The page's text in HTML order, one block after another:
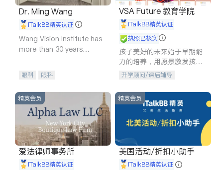
Dr. Ming Wang
iTalkBB精英认证
Wang Vision Institute has
more than 30 years
眼科 眼科
VSA Future 教育学院
iTalkBB精英认证
执照已核实
孩子美好的未来始于早期能
力的培养，用愿景激发孩子
的学习潜力和动力。理念：
拥有成长型心态是成功的基
石。
升学顾问/课后辅导
精英会员
爱法律师事务所
iTalkBB精英认证
精英会员
美国活动/折扣小助手
iTalkBB精英认证